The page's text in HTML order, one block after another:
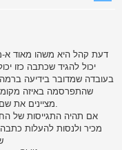
דעת קהל היא משהו מאוד א-
יכול להגיד שכתבה כזו
בעובדה שמדובר בידיעה ברמה
שהתפרסמה באיזה
אם תהיה התגייסות של
מכיר ולנסות להעלות